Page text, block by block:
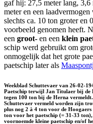
gaf hij: 27,5 meter lang, 3,6
meter en een
slechts ca. 10 ton groter en
voorbeeld genomen heeft.
een groot- en een klein
schip werd gebruikt om
onmogelijk dat het grote
paetschip later als
Weekblad Schuttevaer van 26-02-
Paetschip terwijl Jan Titulaer bij de
tegen 100 ton bij de Herna
Schuttevaer vermeld worden zijn
plus nog 2 à 4 ton voor de
ton voor het paetschip (= 31-33
voornoemde kleine paetschip en/of